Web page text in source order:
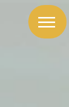
|
|
|